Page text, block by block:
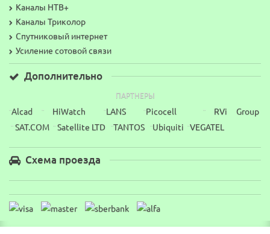
Каналы НТВ+
Каналы Триколор
Спутниковый интернет
Усиление сотовой связи
Дополнительно
ПАРТНЕРЫ
¨Alcad ¨ HiWatch ¨LANS ¨Picocell ¨ RVi Group
¨ SAT.COM ¨ Satellite LTD ¨TANTOS ¨Ubiquiti ¨VEGATEL
Схема проезда